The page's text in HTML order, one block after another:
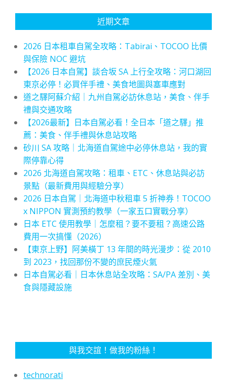
近期文章
2026 日本租車自駕全攻略：Tabirai、TOCOO 比價
與保險 NOC 避坑
【2026 日本自駕】談合坂 SA 上行全攻略：河口湖回
東京必停！必買伴手禮、美食地圖與塞車應對
道之驛阿蘇介紹｜九州自駕必訪休息站，美食、伴手
禮與交通攻略
【2026最新】日本自駕必看！全日本「道之驛」推
薦：美食、伴手禮與休息站攻略
砂川 SA 攻略｜北海道自駕途中必停休息站，我的實
際停靠心得
2026 北海道自駕攻略：租車、ETC、休息站與必訪
景點（最新費用與經驗分享）
2026 日本自駕｜北海道中秋租車 5 折神券！TOCOO
x NIPPON 實測預約教學（一家五口實戰分享）
日本 ETC 使用教學｜怎麼租？要不要租？高速公路
費用一次搞懂（2026）
【東京上野】阿美橫丁 13 年間的時光漫步：從 2010
到 2023，找回那份不變的庶民煙火氣
日本自駕必看｜日本休息站全攻略：SA/PA 差別、美
食與隱藏設施
與我交誼！做我的粉絲！
technorati